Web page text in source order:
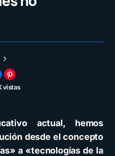
vistas
actual, hemos
desde el concepto
a «tecnologías de la